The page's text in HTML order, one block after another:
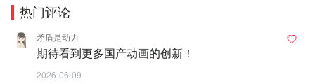
热门评论
矛盾是动力
期待看到更多国产动画的创新！
2026-06-09